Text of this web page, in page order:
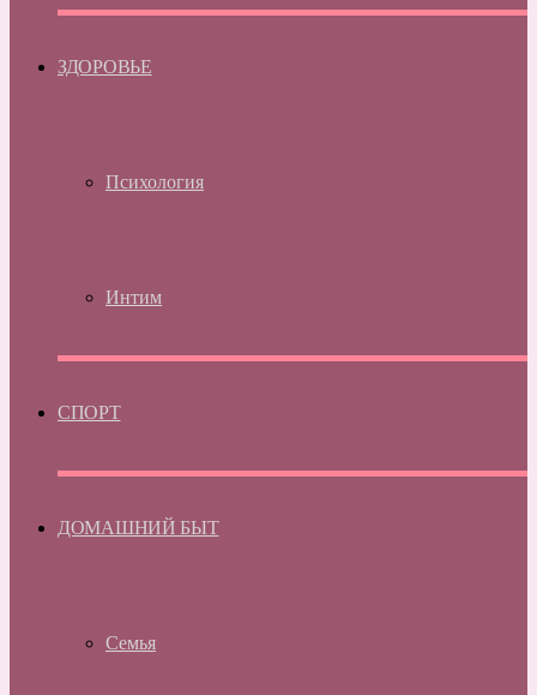
ЗДОРОВЬЕ
Психология
Интим
СПОРТ
ДОМАШНИЙ БЫТ
Семья